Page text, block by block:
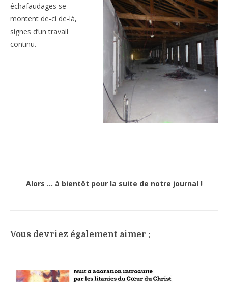
échafaudages se
montent de-ci de-là,
signes d’un travail
continu.
Alors … à bientôt pour la suite de notre journal !
Vous devriez également aimer :